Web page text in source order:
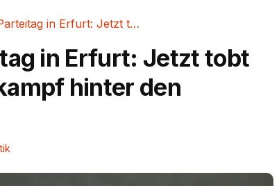
AfD-Parteitag in Erfurt: Jetzt tobt der...
in Erfurt: Jetzt tobt
hinter den